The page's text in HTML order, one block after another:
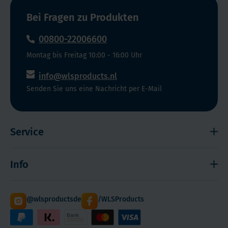
Funktionen
Körper
unerlässlich.
Energieproduktion
die
bis
zur
Stoffwechsels
und
vielem
werden.
Obwohl
Körper
"Familie"
erfüllt
der
Vitamine
einzigartige
wichtige
Funktionen,
und
Bei Fragen zu Produkten
00800-22006600
Montag bis Freitag 10:00 - 16:00 Uhr
info@wlsproducts.nl
Senden Sie uns eine Nachricht per E-Mail
Service
Sitemap
Cookies
Info
Staffelrabatt
Paketdienst DHL
@wlsproductsde /WLSProducts